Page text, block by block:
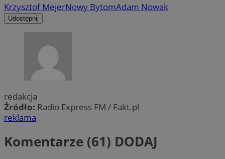
Krzysztof MejerNowy BytomAdam Nowak
Udostępnij
redakcja
Źródło: Radio Express FM / Fakt.pl
reklama
Komentarze (61) DODAJ